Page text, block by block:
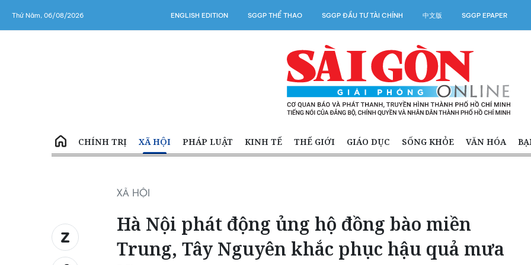
Thứ Năm, 06/08/2026 ENGLISH EDITION SGGP THỂ THAO SGGP ĐẦU TƯ TÀI CHÍNH 中文版 SGGP EPAPER
CHÍNH TRỊ XÃ HỘI PHÁP LUẬT KINH TẾ THẾ GIỚI GIÁO DỤC SỐNG KHỎE VĂN HÓA
XÃ HỘI
Hà Nội phát động ủng hộ đồng bào miền
Trung, Tây Nguyên khắc phục hậu quả mưa